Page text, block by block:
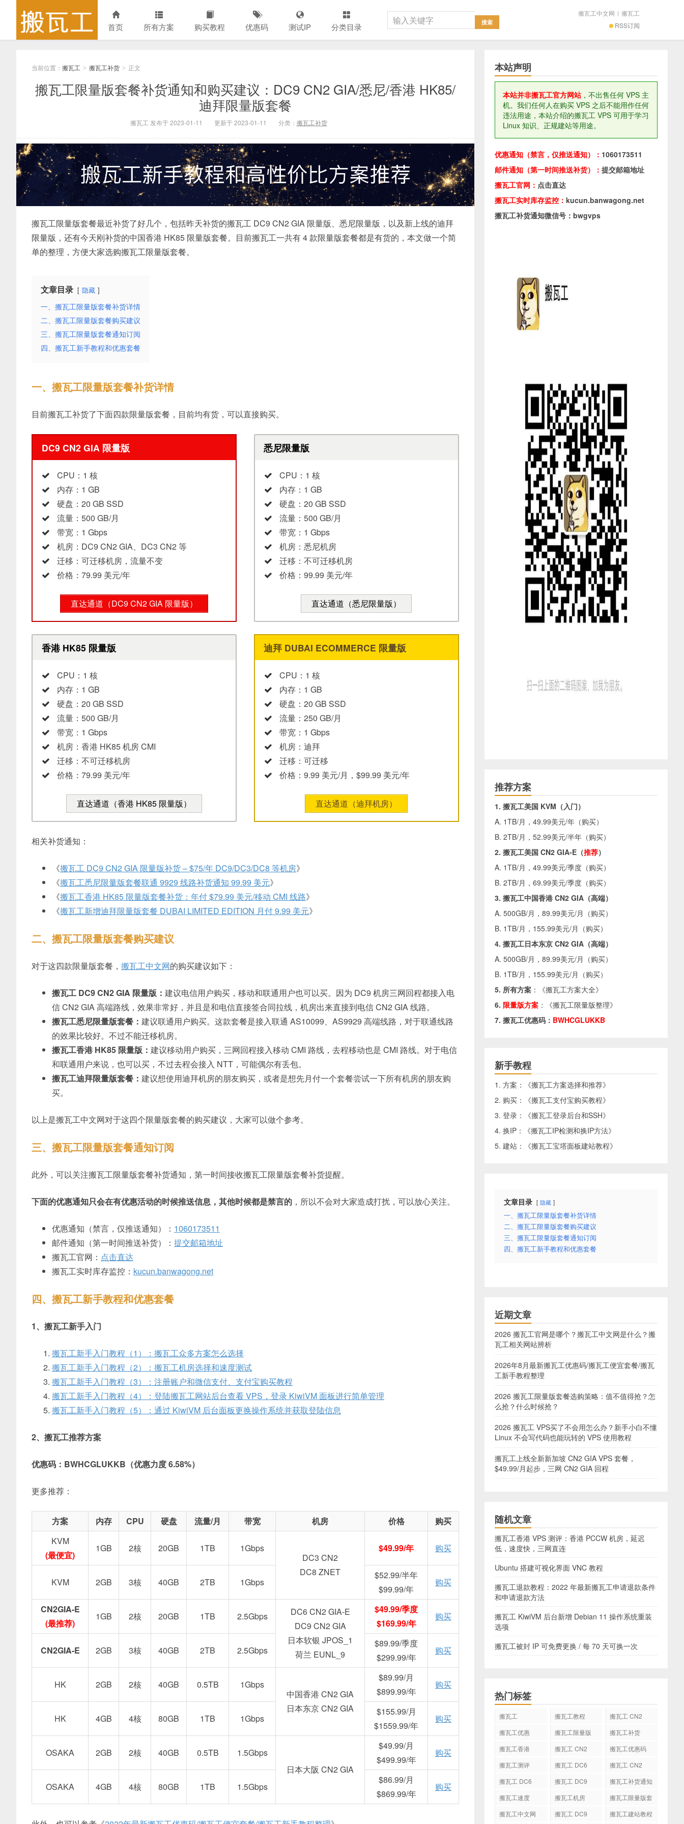
首页 所有方案 购买教程 优惠码 测试IP 分类目录 RSS订阅
搬瓦工中文网 | 搬瓦工
当前位置： 搬瓦工 > 搬瓦工补货 > 正文
搬瓦工限量版套餐补货通知和购买建议：DC9 CN2 GIA/悉尼/香港 HK85/
迪拜限量版套餐
搬瓦工 发布于 2023-01-11 更新于 2023-01-11 分类： 搬瓦工补货
搬瓦工限量版套餐最近补货了好几个，包括昨天补货的搬瓦工 DC9 CN2 GIA 限量版、悉尼限量版，以及新上线的迪拜
限量版，还有今天刚补货的中国香港 HK85 限量版套餐。目前搬瓦工一共有 4 款限量版套餐都是有货的，本文做一个简
单的整理，方便大家选购搬瓦工限量版套餐。
文章目录 隐藏
一、搬瓦工限量版套餐补货详情
二、搬瓦工限量版套餐购买建议
三、搬瓦工限量版套餐通知订阅
四、搬瓦工新手教程和优惠套餐
一、搬瓦工限量版套餐补货详情
目前搬瓦工补货了下面四款限量版套餐，目前均有货，可以直接购买。
DC9 CN2 GIA 限量版
CPU：1 核
内存：1 GB
硬盘：20 GB SSD
流量：500 GB/月
带宽：1 Gbps
机房：DC9 CN2 GIA、DC3 CN2 等
迁移：可迁移机房，流量不变
价格：79.99 美元/年
直达通道（DC9 CN2 GIA 限量版）
悉尼限量版
CPU：1 核
内存：1 GB
硬盘：20 GB SSD
流量：500 GB/月
带宽：1 Gbps
机房：悉尼机房
迁移：不可迁移机房
价格：99.99 美元/年
直达通道（悉尼限量版）
香港 HK85 限量版
CPU：1 核
内存：1 GB
硬盘：20 GB SSD
流量：500 GB/月
带宽：1 Gbps
机房：香港 HK85 机房 CMI
迁移：不可迁移机房
价格：79.99 美元/年
直达通道（香港 HK85 限量版）
迪拜 DUBAI ECOMMERCE 限量版
CPU：1 核
内存：1 GB
硬盘：20 GB SSD
流量：250 GB/月
带宽：1 Gbps
机房：迪拜
迁移：可迁移
价格：9.99 美元/月，$99.99 美元/年
直达通道（迪拜机房）
相关补货通知：
《搬瓦工 DC9 CN2 GIA 限量版补货 – $75/年 DC9/DC3/DC8 等机房》
《搬瓦工悉尼限量版套餐联通 9929 线路补货通知 99.99 美元》
《搬瓦工香港 HK85 限量版套餐补货：年付 $79.99 美元/移动 CMI 线路》
《搬瓦工新增迪拜限量版套餐 DUBAI LIMITED EDITION 月付 9.99 美元》
二、搬瓦工限量版套餐购买建议
对于这四款限量版套餐， 搬瓦工中文网的购买建议如下：
搬瓦工 DC9 CN2 GIA 限量版： 建议电信用户购买，移动和联通用户也可以买。因为 DC9 机房三网回程都接入电
信 CN2 GIA 高端路线，效果非常好，并且是和电信直接签合同拉线，机房出来直接到电信 CN2 GIA 线路。
搬瓦工悉尼限量版套餐： 建议联通用户购买。这款套餐是接入联通 AS10099、AS9929 高端线路，对于联通线路
的效果比较好。不过不能迁移机房。
搬瓦工香港 HK85 限量版： 建议移动用户购买，三网回程接入移动 CMI 路线，去程移动也是 CMI 路线。对于电信
和联通用户来说，也可以买，不过去程会接入 NTT，可能偶尔有丢包。
搬瓦工迪拜限量版套餐： 建议想使用迪拜机房的朋友购买，或者是想先月付一个套餐尝试一下所有机房的朋友购
买。
以上是搬瓦工中文网对于这四个限量版套餐的购买建议，大家可以做个参考。
三、搬瓦工限量版套餐通知订阅
此外，可以关注搬瓦工限量版套餐补货通知，第一时间接收搬瓦工限量版套餐补货提醒。
下面的优惠通知只会在有优惠活动的时候推送信息，其他时候都是禁言的 ，所以不会对大家造成打扰，可以放心关注。
优惠通知（禁言，仅推送通知）： 1060173511
邮件通知（第一时间推送补货）： 提交邮箱地址
搬瓦工官网： 点击直达
搬瓦工实时库存监控： kucun.banwagong.net
四、搬瓦工新手教程和优惠套餐
1、搬瓦工新手入门
搬瓦工新手入门教程（1）：搬瓦工众多方案怎么选择
搬瓦工新手入门教程（2）：搬瓦工机房选择和速度测试
搬瓦工新手入门教程（3）：注册账户和微信支付、支付宝购买教程
搬瓦工新手入门教程（4）：登陆搬瓦工网站后台查看 VPS，登录 KiwiVM 面板进行简单管理
搬瓦工新手入门教程（5）：通过 KiwiVM 后台面板更换操作系统并获取登陆信息
2、搬瓦工推荐方案
优惠码：BWHCGLUKKB（优惠力度 6.58%）
更多推荐：
方案 内存 CPU 硬盘 流量/月 带宽 机房 价格
购买
KVM
(最便宜)
1GB 2核 20GB 1TB
1Gbps
DC3 CN2
DC8 ZNET
$49.99/年 购买
KVM 2GB 3核 40GB 2TB 1Gbps
$52.99/半年
$99.99/年
购买
CN2GIA-E
(最推荐)
1GB 2核 20GB 1TB 2.5Gbps
DC6 CN2 GIA-E
DC9 CN2 GIA
日本软银 JPOS_1
荷兰 EUNL_9
$49.99/季度
$169.99/年
购买
CN2GIA-E 2GB 3核 40GB 2TB 2.5Gbps
$89.99/季度
$299.99/年
购买
HK 2GB 2核 40GB 0.5TB
1Gbps
中国香港 CN2 GIA
日本东京 CN2 GIA
$89.99/月
$899.99/年
购买
HK 4GB 4核 80GB 1TB 1Gbps
$155.99/月
$1559.99/年
购买
OSAKA 2GB 2核 40GB 0.5TB
1.5Gbps
日本大阪 CN2 GIA
$49.99/月
$499.99/年
购买
OSAKA 4GB 4核 80GB 1TB 1.5Gbps
$86.99/月
$869.99/年
购买
本站声明
本站并非搬瓦工官方网站，不出售任何 VPS 主
机。我们任何人在购买 VPS 之后不能用作任何
违法用途，本站介绍的搬瓦工 VPS 可用于学习
Linux 知识、正规建站等用途。
优惠通知（禁言，仅推送通知）： 1060173511
邮件通知（第一时间推送补货）： 提交邮箱地址
搬瓦工官网： 点击直达
搬瓦工实时库存监控： kucun.banwagong.net
搬瓦工补货通知微信号：bwgvps
推荐方案
1. 搬瓦工美国 KVM（入门）
A. 1TB/月，49.99美元/年（购买）
B. 2TB/月，52.99美元/半年（购买）
2. 搬瓦工美国 CN2 GIA-E（推荐）
A. 1TB/月，49.99美元/季度（购买）
B. 2TB/月，69.99美元/季度（购买）
3. 搬瓦工中国香港 CN2 GIA（高端）
A. 500GB/月，89.99美元/月（购买）
B. 1TB/月，155.99美元/月（购买）
4. 搬瓦工日本东京 CN2 GIA（高端）
A. 500GB/月，89.99美元/月（购买）
B. 1TB/月，155.99美元/月（购买）
5. 所有方案 ：《搬瓦工方案大全》
6. 限量版方案 ：《搬瓦工限量版整理》
7. 搬瓦工优惠码： BWHCGLUKKB
新手教程
1. 方案：《搬瓦工方案选择和推荐》
2. 购买：《搬瓦工支付宝购买教程》
3. 登录：《搬瓦工登录后台和SSH》
4. 换IP：《搬瓦工IP检测和换IP方法》
5. 建站：《搬瓦工宝塔面板建站教程》
文章目录 隐藏
一、搬瓦工限量版套餐补货详情
二、搬瓦工限量版套餐购买建议
三、搬瓦工限量版套餐通知订阅
四、搬瓦工新手教程和优惠套餐
近期文章
2026 搬瓦工官网是哪个？搬瓦工中文网是什么？搬
瓦工相关网站辨析
2026年8月最新搬瓦工优惠码/搬瓦工便宜套餐/搬瓦
工新手教程整理
2026 搬瓦工限量版套餐选购策略：值不值得抢？怎
么抢？什么时候抢？
2026 搬瓦工 VPS买了不会用怎么办？新手小白不懂
Linux 不会写代码也能玩转的 VPS 使用教程
搬瓦工上线全新新加坡 CN2 GIA VPS 套餐，
$49.99/月起步，三网 CN2 GIA 回程
随机文章
搬瓦工香港 VPS 测评：香港 PCCW 机房，延迟
低，速度快，三网直连
Ubuntu 搭建可视化界面 VNC 教程
搬瓦工退款教程：2022 年最新搬瓦工申请退款条件
和申请退款方法
搬瓦工 KiwiVM 后台新增 Debian 11 操作系统重装
选项
搬瓦工被封 IP 可免费更换 / 每 70 天可换一次
热门标签
搬瓦工 搬瓦工教程
搬瓦工 CN2
搬瓦工优惠 搬瓦工限量版
搬瓦工补货
搬瓦工香港
搬瓦工 CN2
搬瓦工优惠码
搬瓦工测评
搬瓦工 DC6
搬瓦工 CN2
搬瓦工 DC6
搬瓦工 DC9
搬瓦工补货通知
搬瓦工速度
搬瓦工机房
搬瓦工限量版套
搬瓦工中文网 搬瓦工 DC9 搬瓦工建站教程